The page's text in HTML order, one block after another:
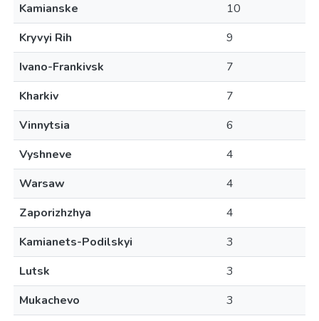
Kamianske
10
Kryvyi Rih
9
Ivano-Frankivsk
7
Kharkiv
7
Vinnytsia
6
Vyshneve
4
Warsaw
4
Zaporizhzhya
4
Kamianets-Podilskyi
3
Lutsk
3
Mukachevo
3